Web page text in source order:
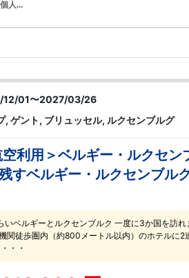
人...
01〜2027/03/26
ゲント, ブリュッセル, ルクセンブルグ
利用＞ベルギー・ルクセ
ベルギー・ルクセンブル
ベルギーとルクセンブルク 一度に3か国を訪れ
徒歩圏内（約800メートル以内）のホテルに2
・・